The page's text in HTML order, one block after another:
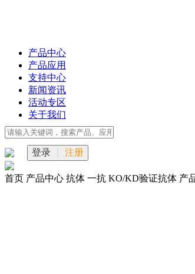
产品中心
产品应用
支持中心
新闻资讯
活动专区
关于我们
登录 注册
首页 产品中心 抗体 一抗 KO/KD验证抗体 产